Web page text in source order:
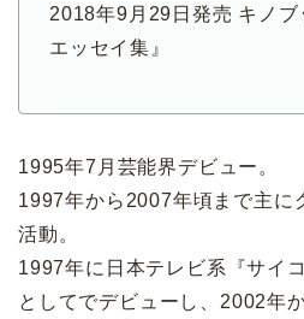
2018年9月29日発売 キノ
エッセイ集』
1995年7月芸能界デビュー。
1997年から2007年頃まで主に
活動。
1997年に日本テレビ系『サイ
としてでデビューし、2002年